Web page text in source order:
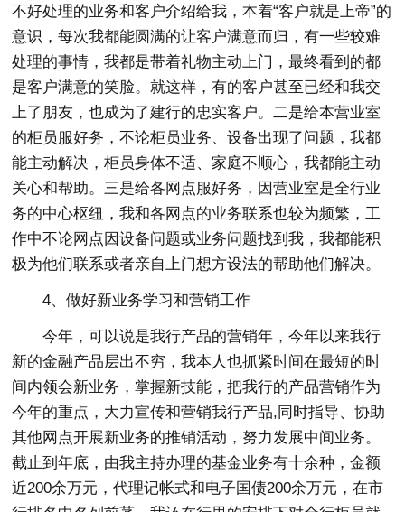
不好处理的业务和客户介绍给我，本着“客户就是上帝”的
意识，每次我都能圆满的让客户满意而归，有一些较难
处理的事情，我都是带着礼物主动上门，最终看到的都
是客户满意的笑脸。就这样，有的客户甚至已经和我交
上了朋友，也成为了建行的忠实客户。二是给本营业室
的柜员服好务，不论柜员业务、设备出现了问题，我都
能主动解决，柜员身体不适、家庭不顺心，我都能主动
关心和帮助。三是给各网点服好务，因营业室是全行业
务的中心枢纽，我和各网点的业务联系也较为频繁，工
作中不论网点因设备问题或业务问题找到我，我都能积
极为他们联系或者亲自上门想方设法的帮助他们解决。
4、做好新业务学习和营销工作
今年，可以说是我行产品的营销年，今年以来我行
新的金融产品层出不穷，我本人也抓紧时间在最短的时
间内领会新业务，掌握新技能，把我行的产品营销作为
今年的重点，大力宣传和营销我行产品,同时指导、协助
其他网点开展新业务的推销活动，努力发展中间业务。
截止到年底，由我主持办理的基金业务有十余种，金额
近200余万元，代理记帐式和电子国债200余万元，在市